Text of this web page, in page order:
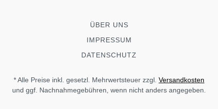
ÜBER UNS
IMPRESSUM
DATENSCHUTZ
* Alle Preise inkl. gesetzl. Mehrwertsteuer zzgl. Versandkosten
und ggf. Nachnahmegebühren, wenn nicht anders angegeben.